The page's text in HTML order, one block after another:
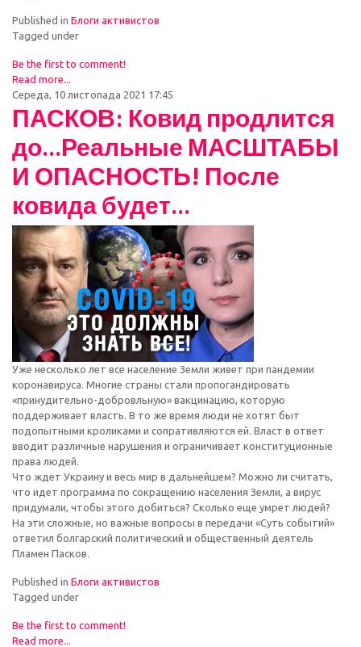
Published in Блоги активистов
Tagged under
Be the first to comment!
Read more...
Середа, 10 листопада 2021 17:45
ПАСКОВ: Ковид продлится
до...Реальные МАСШТАБЫ
И ОПАСНОСТЬ! После
ковида будет...
Уже несколько лет все население Земли живет при пандемии
коронавируса. Многие страны стали пропогандировать
«принудительно-добровльную» вакцинацию, которую
поддерживает власть. В то же время люди не хотят быт
подопытными кроликами и сопративляются ей. Власт в ответ
вводит различные нарушения и ограничивает конституционные
права людей.
Что ждет Украину и весь мир в дальнейшем? Можно ли считать,
что идет программа по сокращению населения Земли, а вирус
придумали, чтобы этого добиться? Сколько еще умрет людей?
На эти сложные, но важные вопросы в передачи «Суть событий»
ответил болгарский политический и общественный деятель
Пламен Пасков.
Published in Блоги активистов
Tagged under
Be the first to comment!
Read more...